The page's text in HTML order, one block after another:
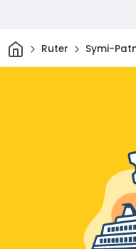
HjemRuter Symi-